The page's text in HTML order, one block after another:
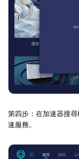
第四步：在加速器搜
速服務。